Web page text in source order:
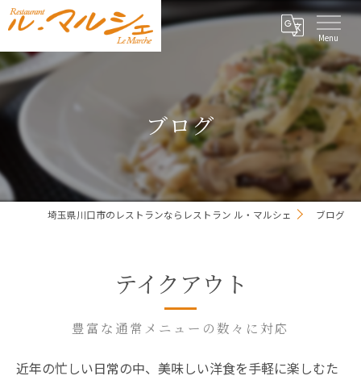
ブログ
埼玉県川口市のレストランならレストラン ル・マルシェ ブログ
テイクアウト
豊富な通常メニューの数々に対応
近年の忙しい日常の中、美味しい洋食を手軽に楽しむた